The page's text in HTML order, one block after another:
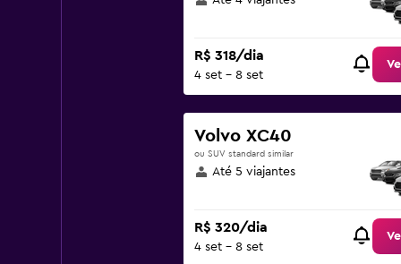
R$ 318/dia
4 set - 8 set
Volvo XC40
ou SUV standard similar
Até 5 viajantes
R$ 320/dia
4 set - 8 set